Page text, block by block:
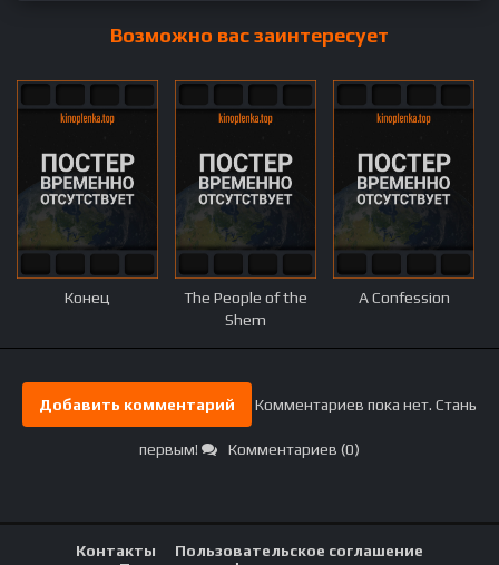
Возможно вас заинтересует
Конец
The People of the
Shem
A Confession
Добавить комментарий Комментариев пока нет. Стань
первым! Комментариев (0)
Контакты
Пользовательское соглашение